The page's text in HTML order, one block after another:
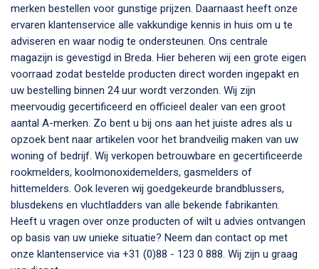
merken bestellen voor gunstige prijzen. Daarnaast heeft onze
ervaren klantenservice alle vakkundige kennis in huis om u te
adviseren en waar nodig te ondersteunen. Ons centrale
magazijn is gevestigd in Breda. Hier beheren wij een grote eigen
voorraad zodat bestelde producten direct worden ingepakt en
uw bestelling binnen 24 uur wordt verzonden. Wij zijn
meervoudig gecertificeerd en officieel dealer van een groot
aantal A-merken. Zo bent u bij ons aan het juiste adres als u
opzoek bent naar artikelen voor het brandveilig maken van uw
woning of bedrijf. Wij verkopen betrouwbare en gecertificeerde
rookmelders, koolmonoxidemelders, gasmelders of
hittemelders. Ook leveren wij goedgekeurde brandblussers,
blusdekens en vluchtladders van alle bekende fabrikanten.
Heeft u vragen over onze producten of wilt u advies ontvangen
op basis van uw unieke situatie? Neem dan contact op met
onze klantenservice via +31 (0)88 - 123 0 888. Wij zijn u graag